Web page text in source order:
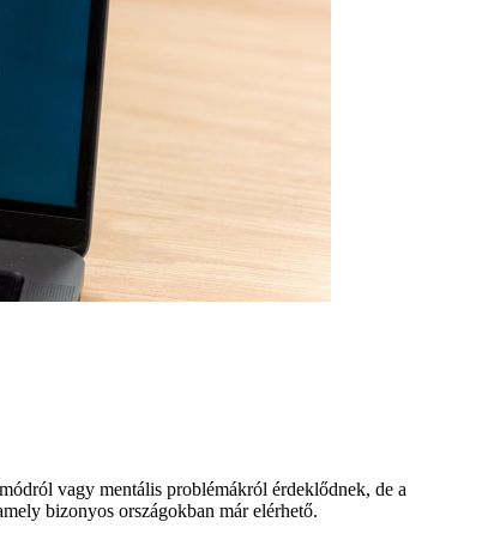
vagy mentális problémákról érdeklődnek, de a
bizonyos országokban már elérhető.